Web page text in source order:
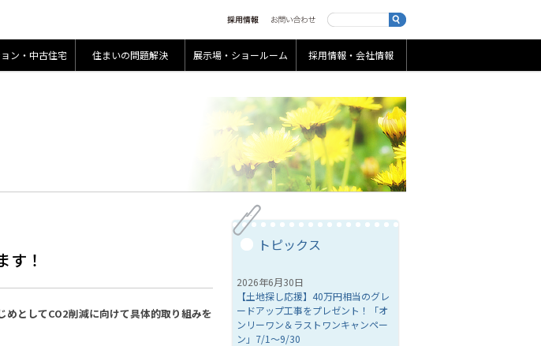
ン・中古住宅 住まいの問題解決 展示場・ショールーム 採用情報・会社情報
す！
としてCO2削減に向けて具体的取り組みを
トピックス
2026年6月30日
【土地探し応援】40万円相当のグレ
ードアップ工事をプレゼント！「オ
ンリーワン＆ラストワンキャンペー
ン」7/1～9/30